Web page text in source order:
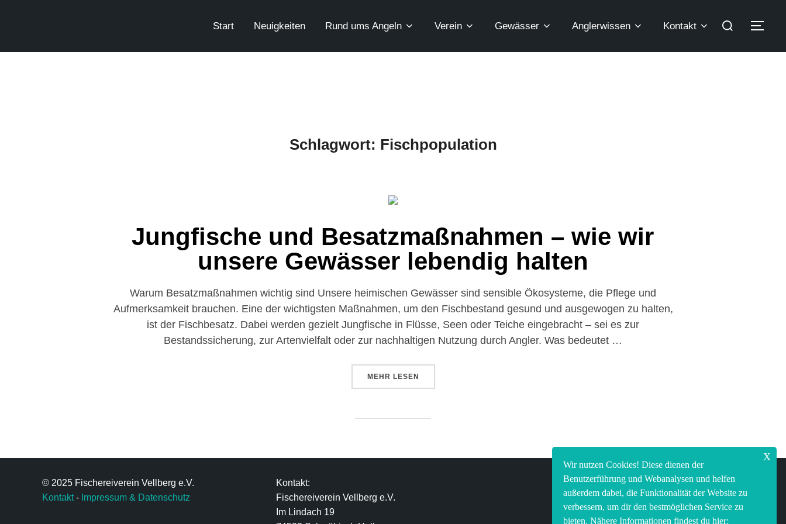
Start Neuigkeiten Rund ums Angeln Verein Gewässer Anglerwissen Kontakt
Schlagwort: Fischpopulation
Jungfische und Besatzmaßnahmen – wie wir
unsere Gewässer lebendig halten
Warum Besatzmaßnahmen wichtig sind Unsere heimischen Gewässer sind sensible Ökosysteme, die Pflege und
Aufmerksamkeit brauchen. Eine der wichtigsten Maßnahmen, um den Fischbestand gesund und ausgewogen zu halten,
ist der Fischbesatz. Dabei werden gezielt Jungfische in Flüsse, Seen oder Teiche eingebracht – sei es zur
Bestandssicherung, zur Artenvielfalt oder zur nachhaltigen Nutzung durch Angler. Was bedeutet …
MEHR LESEN
© 2025 Fischereiverein Vellberg e.V.
Kontakt- Impressum & Datenschutz
Kontakt:
Fischereiverein Vellberg e.V.
Im Lindach 19
Facebook Instagram
Wir nutzen Cookies! Diese dienen der
Benutzerführung und Webanalysen und helfen
außerdem dabei, die Funktionalität der Website zu
verbessern, um dir den bestmöglichen Service zu
bieten. Nähere Informationen findest du hier:
x